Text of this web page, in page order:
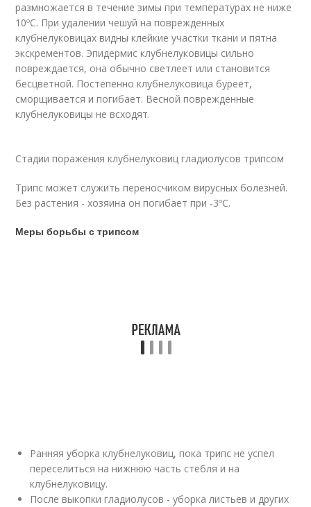
размножается в течение зимы при температурах не ниже
10ºС. При удалении чешуй на поврежденных
клубнелуковицах видны клейкие участки ткани и пятна
экскрементов. Эпидермис клубнелуковицы сильно
повреждается, она обычно светлеет или становится
бесцветной. Постепенно клубнелуковица буреет,
сморщивается и погибает. Весной поврежденные
клубнелуковицы не всходят.
Стадии поражения клубнелуковиц гладиолусов трипсом
Трипс может служить переносчиком вирусных болезней.
Без растения - хозяина он погибает при -3ºС.
Меры борьбы с трипсом
Ранняя уборка клубнелуковиц, пока трипс не успел
переселиться на нижнюю часть стебля и на
клубнелуковицу.
После выкопки гладиолусов - уборка листьев и других